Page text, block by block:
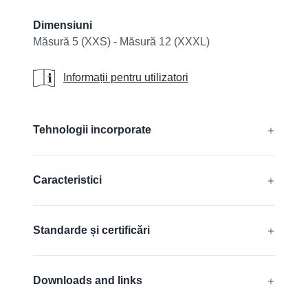
Dimensiuni
Măsură 5 (XXS) - Măsură 12 (XXXL)
Informații pentru utilizatori
Informații pentru utilizatori
Tehnologii incorporate
GRIPtech®, HandCare
Caracteristici
FDA compliant
Standarde și certificări
Downloads and links